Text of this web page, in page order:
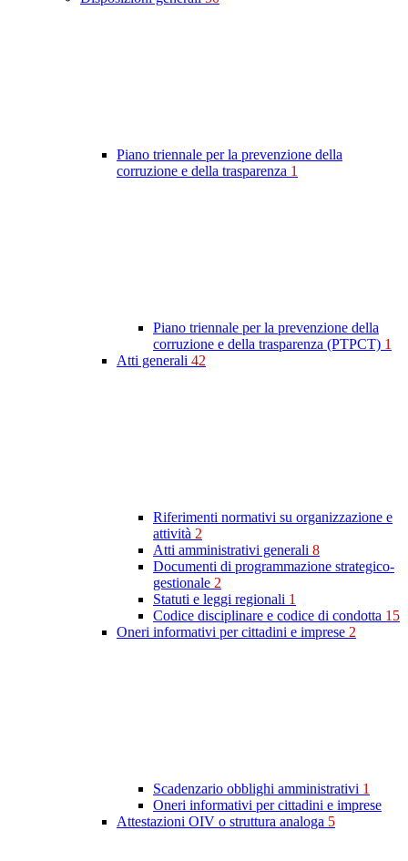
Piano triennale per la prevenzione della
corruzione e della trasparenza 1
Piano triennale per la prevenzione della
corruzione e della trasparenza (PTPCT) 1
Atti generali 42
Riferimenti normativi su organizzazione e
attività 2
Atti amministrativi generali 8
Documenti di programmazione strategico-
gestionale 2
Statuti e leggi regionali 1
Codice disciplinare e codice di condotta 15
Oneri informativi per cittadini e imprese 2
Scadenzario obblighi amministrativi 1
Oneri informativi per cittadini e imprese
Attestazioni OIV o struttura analoga 5